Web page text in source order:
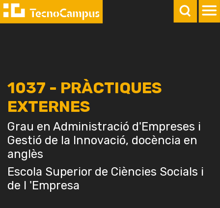
1037 - PRÀCTIQUES
EXTERNES
Grau en Administració d'Empreses i
Gestió de la Innovació, docència en
anglès
Escola Superior de Ciències Socials i
de l 'Empresa